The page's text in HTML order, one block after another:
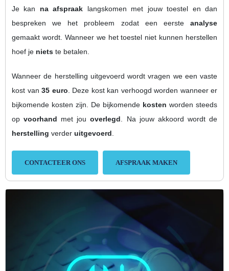
Je kan na afspraak langskomen met jouw toestel en dan
bespreken we het probleem zodat een eerste analyse
gemaakt wordt. Wanneer we het toestel niet kunnen herstellen
hoef je niets te betalen.
Wanneer de herstelling uitgevoerd wordt vragen we een vaste
kost van 35 euro. Deze kost kan verhoogd worden wanneer er
bijkomende kosten zijn. De bijkomende kosten worden steeds
opvoorhand met jouoverlegd. Na jouw akkoord wordt de
herstelling verder uitgevoerd.
CONTACTEER ONS AFSPRAAK MAKEN